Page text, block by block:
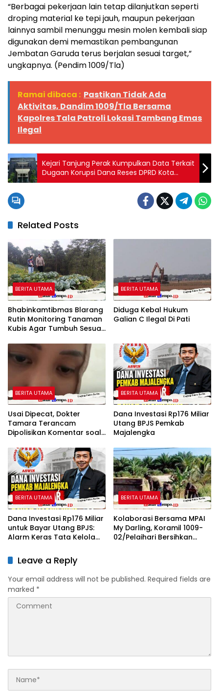
“Berbagai pekerjaan lain tetap dilanjutkan seperti
droping material ke tepi jauh, maupun pekerjaan
lainnya sambil menunggu mesin molen kembali siap
digunakan demi memastikan pembangunan
Jembatan Garuda terus berjalan sesuai target,”
ungkapnya. (Pendim 1009/Tla)
Ramai dibaca : Pastikan Tidak Ada
Aktivitas, Dandim 1009/Tla Bersama
Kapolres Tala Patroli Lokasi Tambang Emas
Ilegal
Kejari Tanjung Perak Kumpulkan Data Terkait
Dugaan Korupsi Dana Reses DPRD Kota
Surabaya
Related Posts
BERITA UTAMA
Bhabinkamtibmas Blarang
Rutin Monitoring Tanaman
Kubis Agar Tumbuh Sesuai
BERITA UTAMA
Diduga Kebal Hukum
Galian C Ilegal Di Pati
BERITA UTAMA
Usai Dipecat, Dokter
Tamara Terancam
Dipolisikan Komentar soal
Empati
BERITA UTAMA
Dana Investasi Rp176 Miliar
Utang BPJS Pemkab
Majalengka
BERITA UTAMA
Dana Investasi Rp176 Miliar
untuk Bayar Utang BPJS:
Alarm Keras Tata Kelola
Majalengka Oleh: Aceng
Syamsul Hadie (ASH)
BERITA UTAMA
Kolaborasi Bersama MPAI
My Darling, Koramil 1009-
02/Pelaihari Bersihkan
Leave a Reply
Your email address will not be published. Required fields are
marked *